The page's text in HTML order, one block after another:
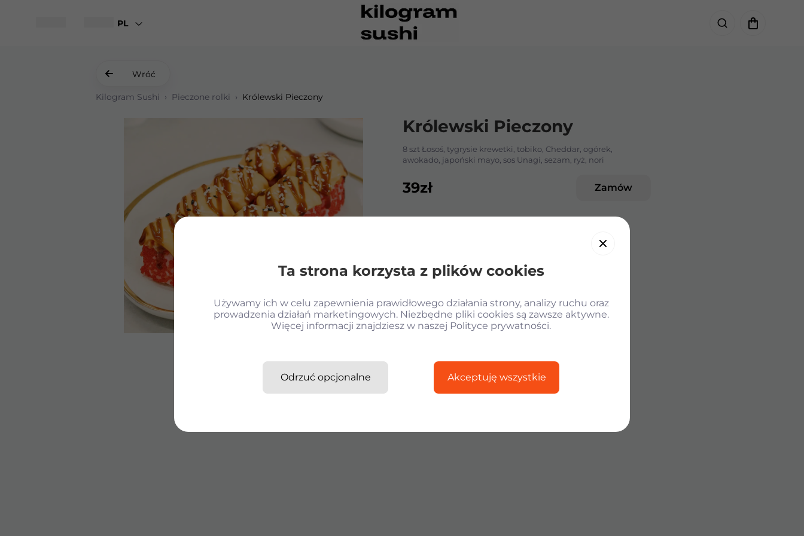
Ta strona korzysta z plików cookies
Używamy ich w celu zapewnienia prawidłowego działania strony, analizy ruchu oraz
prowadzenia działań marketingowych. Niezbędne pliki cookies są zawsze aktywne.
Więcej informacji znajdziesz w naszej Polityce prywatności.
Odrzuć opcjonalne Akceptuję wszystkie
PL
Wróć
Kilogram Sushi › Pieczone rolki › Królewski Pieczony
Gyoza z kurczakiem i sosem Unagi
Gunkany z tunczykiem spicy
Królewski Pieczony
Królewski Pieczony
8 szt Łosoś, tygrysie krewetki, tobiko, Cheddar, ogórek,
awokado, japoński mayo, sos Unagi, sezam, ryż, nori
39zł Zamów